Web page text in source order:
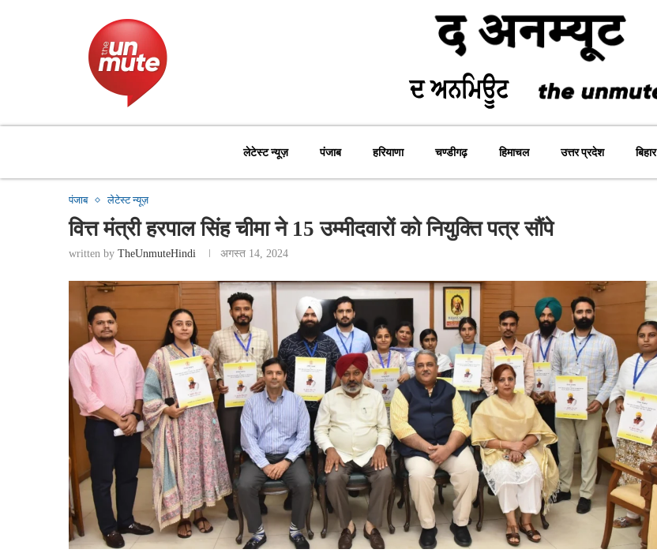
लेटेस्ट न्यूज़ पंजाब हरियाणा चण्डीगढ़ हिमाचल उत्तर प्रदेश बिहार
पंजाब लेटेस्ट न्यूज़
वित्त मंत्री हरपाल सिंह चीमा ने 15 उम्मीदवारों को नियुक्ति पत्र सौंपे
written by TheUnmuteHindi अगस्त 14, 2024